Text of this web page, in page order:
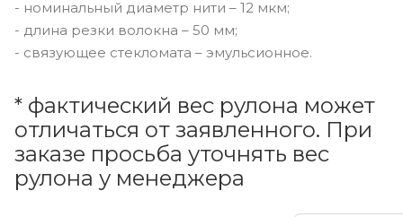
- номинальный диаметр нити – 12 мкм;
- длина резки волокна – 50 мм;
- связующее стекломата – эмульсионное.
* фактический вес рулона может
отличаться от заявленного. При
заказе просьба уточнять вес
рулона у менеджера